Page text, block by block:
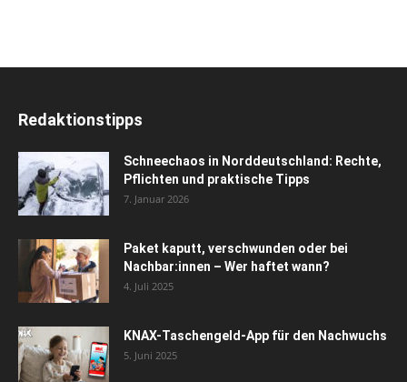
Redaktionstipps
Schneechaos in Norddeutschland: Rechte,
Pflichten und praktische Tipps
7. Januar 2026
Paket kaputt, verschwunden oder bei
Nachbar:innen – Wer haftet wann?
4. Juli 2025
KNAX-Taschengeld-App für den Nachwuchs
5. Juni 2025